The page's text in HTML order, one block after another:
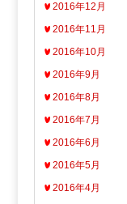
2016年12月
2016年11月
2016年10月
2016年9月
2016年8月
2016年7月
2016年6月
2016年5月
2016年4月